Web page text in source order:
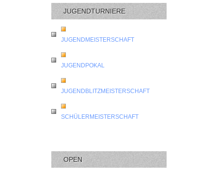
JUGENDTURNIERE
JUGENDMEISTERSCHAFT
JUGENDPOKAL
JUGENDBLITZMEISTERSCHAFT
SCHÜLERMEISTERSCHAFT
OPEN